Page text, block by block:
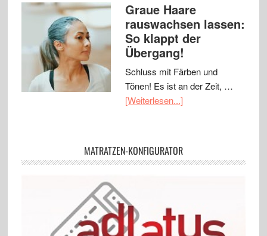
Graue Haare
rauswachsen lassen:
So klappt der
Übergang!
Schluss mit Färben und
Tönen! Es ist an der Zeit, …
[Weiterlesen...]
MATRATZEN-KONFIGURATOR